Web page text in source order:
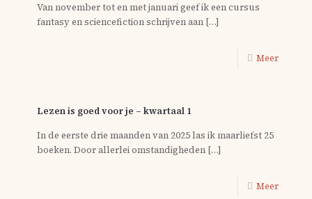
Van november tot en met januari geef ik een cursus
fantasy en sciencefiction schrijven aan […]
Meer
Lezen is goed voor je – kwartaal 1
In de eerste drie maanden van 2025 las ik maarliefst 25
boeken. Door allerlei omstandigheden […]
Meer